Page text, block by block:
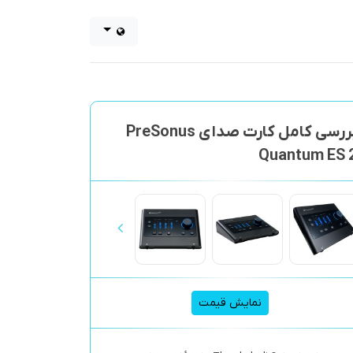
بررسی کامل کارت صدای PreSonus
Quantum ES
نمایش قیمت